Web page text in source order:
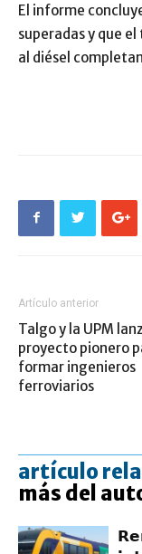
El informe
superadas y que
al diésel
Artículo anterior
Talgo y la UPM
proyecto pionero
formar ingenieros
ferroviarios
artículo
más del